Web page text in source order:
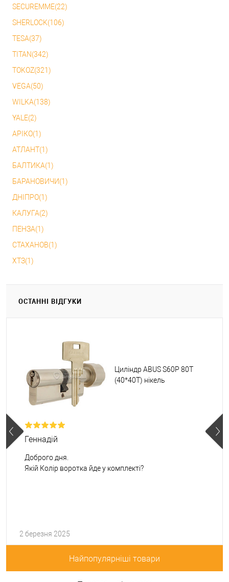
SECUREMME(22)
SHERLOCK(106)
TESA(37)
TITAN(342)
TOKOZ(321)
VEGA(50)
WILKA(138)
YALE(2)
АРІКО(1)
АТЛАНТ(1)
БАЛТИКА(1)
БАРАНОВИЧИ(1)
ДНІПРО(1)
КАЛУГА(2)
ПЕНЗА(1)
СТАХАНОВ(1)
ХТЗ(1)
ОСТАННІ ВІДГУКИ
Циліндр ABUS S60P 80T
(40*40T) нікель
Геннадій
Доброго дня.
Якій Колір воротка йде у комплекті?
2 березня 2025
Найпопулярніші товари